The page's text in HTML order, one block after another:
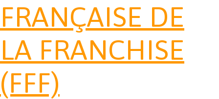
FRANÇAISE DE
LA FRANCHISE
(FFF)